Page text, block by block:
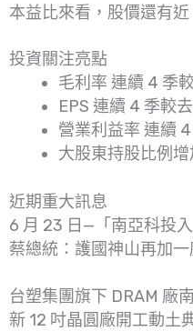
本益比來看，股價還有近
投資關注亮點
毛利率 連續 4 季
EPS 連續 4 季較
營業利益率 連續
大股東持股比例增
近期重大訊息
6 月 23 日—「南亞科投
蔡總統：護國神山再加一
台塑集團旗下 DRAM 廠
新 12 吋晶圓廠開工動土